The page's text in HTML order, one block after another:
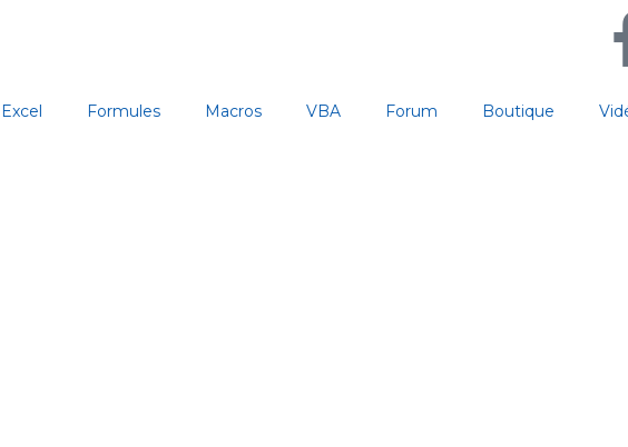
Excel Formules Macros VBA Forum Boutique